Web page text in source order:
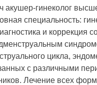
акушер-гинеколог
специальность:
и коррекция
цикла,
с различными
Лечение всех